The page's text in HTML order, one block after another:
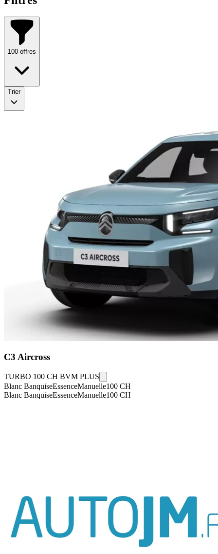
100 offres
Trier
C3 Aircross
TURBO 100 CH BVM PLUS
Blanc BanquiseEssenceManuelle100 CH
Blanc BanquiseEssenceManuelle100 CH